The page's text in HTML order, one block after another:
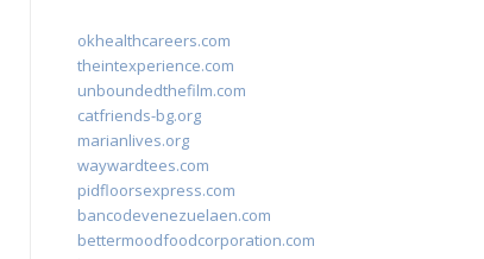
okhealthcareers.com
theintexperience.com
unboundedthefilm.com
catfriends-bg.org
marianlives.org
waywardtees.com
pidfloorsexpress.com
bancodevenezuelaen.com
bettermoodfoodcorporation.com